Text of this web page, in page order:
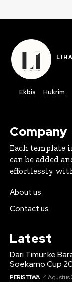
Ekbis Hukrim
Company
Each template
can be added
effortlessly
About us
Contact us
Latest
Dari Timur ke
Soekarno Cup
PERISTIWA 4 Agustus